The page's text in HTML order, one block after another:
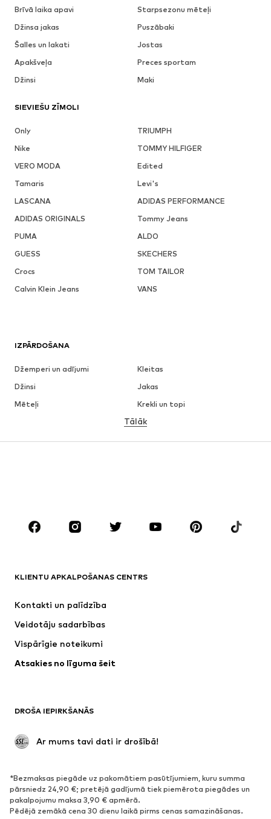
Brīvā laika apavi
Starpsezonu mēteļi
Džinsa jakas
Puszābaki
Šalles un lakati
Jostas
Apakšveļa
Preces sportam
Džinsi
Maki
SIEVIEŠU ZĪMOLI
Only
TRIUMPH
Nike
TOMMY HILFIGER
VERO MODA
Edited
Tamaris
Levi's
LASCANA
ADIDAS PERFORMANCE
ADIDAS ORIGINALS
Tommy Jeans
PUMA
ALDO
GUESS
SKECHERS
Crocs
TOM TAILOR
Calvin Klein Jeans
VANS
IZPĀRDOŠANA
Džemperi un adījumi
Kleitas
Džinsi
Jakas
Mēteļi
Krekli un topi
Apakšveļa
Svārki
Blūzes un tunikas
Aksesuāri
Premium
Jaunumi
Šobrīd populāri
Apakšveļa
Mēteļi
Svinības
Ekskluzīvi
APAVI
Jaunumi
Šobrīd populāri
Tālāk
KLIENTU APKALPOŠANAS CENTRS
Kontakti un palīdzība
Veidotāju sadarbības
Vispārīgie noteikumi
Atsakies no līguma šeit
DROŠA IEPIRKŠANĀS
Ar mums tavi dati ir drošībā!
*Bezmaksas piegāde uz pakomātiem pasūtījumiem, kuru summa
pārsniedz 24,90 €; pretējā gadījumā tiek piemērota piegādes un
pakalpojumu maksa 3,90 € apmērā.
Pēdējā zemākā cena 30 dienu laikā pirms cenas samazināšanas.